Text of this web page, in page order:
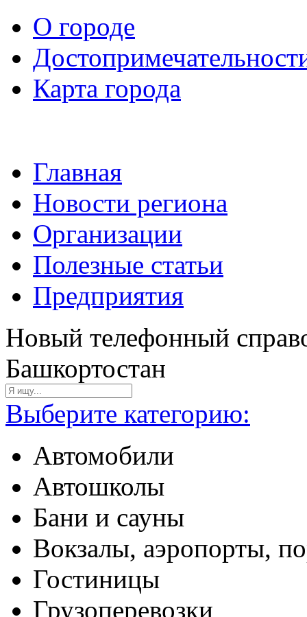
О городе
Карта города
Главная
Новости региона
Организации
Полезные статьи
Предприятия
Новый телефонный
Башкортостан
Выберите категорию:
Автомобили
Автошколы
Бани и сауны
Вокзалы, аэропорты,
Гостиницы
Грузоперевозки